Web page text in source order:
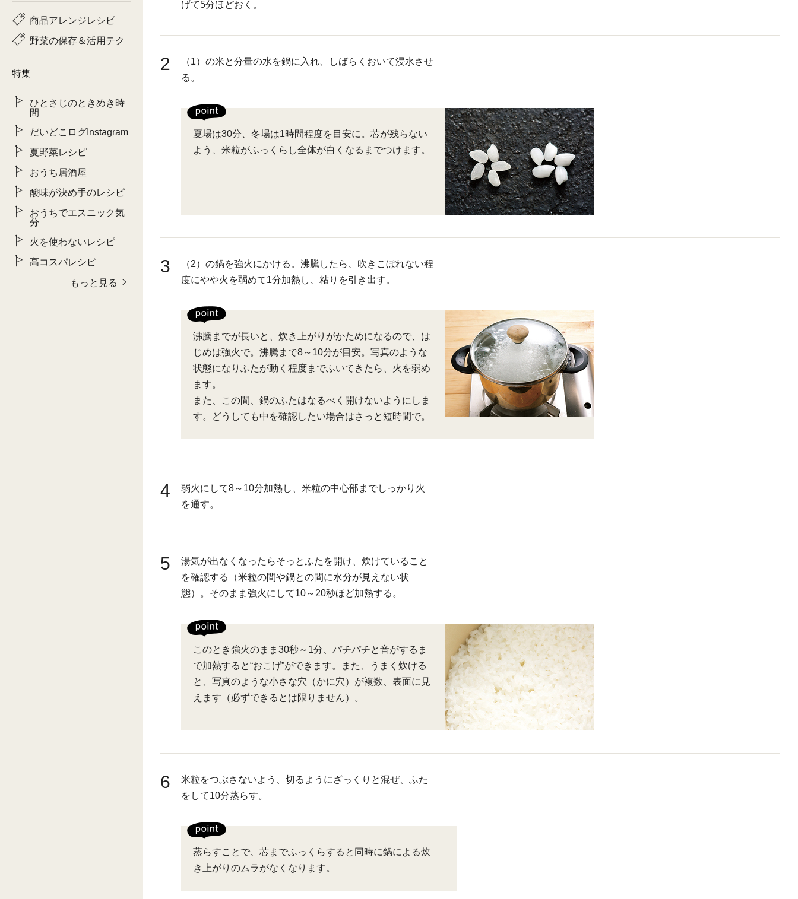
げて5分ほどおく。
2
（1）の米と分量の水を鍋に入れ、しばらくおいて浸水させ
る。
夏場は30分、冬場は1時間程度を目安に。芯が残らない
よう、米粒がふっくらし全体が白くなるまでつけます。
3
（2）の鍋を強火にかける。沸騰したら、吹きこぼれない程
度にやや火を弱めて1分加熱し、粘りを引き出す。
沸騰までが長いと、炊き上がりがかためになるので、は
じめは強火で。沸騰まで8～10分が目安。写真のような
状態になりふたが動く程度までふいてきたら、火を弱め
ます。
また、この間、鍋のふたはなるべく開けないようにしま
す。どうしても中を確認したい場合はさっと短時間で。
4
弱火にして8～10分加熱し、米粒の中心部までしっかり火
を通す。
5
湯気が出なくなったらそっとふたを開け、炊けていること
を確認する（米粒の間や鍋との間に水分が見えない状
態）。そのまま強火にして10～20秒ほど加熱する。
このとき強火のまま30秒～1分、パチパチと音がするま
で加熱すると“おこげ”ができます。また、うまく炊ける
と、写真のような小さな穴（かに穴）が複数、表面に見
えます（必ずできるとは限りません）。
6
米粒をつぶさないよう、切るようにざっくりと混ぜ、ふた
をして10分蒸らす。
蒸らすことで、芯までふっくらすると同時に鍋による炊
き上がりのムラがなくなります。
商品アレンジレシピ
野菜の保存＆活用テク
特集
ひとさじのときめき時
間
だいどこログInstagram
夏野菜レシピ
おうち居酒屋
酸味が決め手のレシピ
おうちでエスニック気
分
火を使わないレシピ
高コスパレシピ
もっと見る